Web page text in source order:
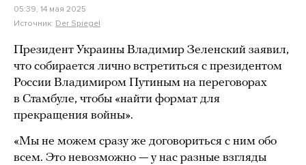
05:39, 14 мая 2025
Источник: Der Spiegel
Президент Украины Владимир Зеленский заявил,
что собирается лично встретиться с президентом
России Владимиром Путиным на переговорах
в Стамбуле, чтобы «найти формат для
прекращения войны».
«Мы не можем сразу же договориться с ним обо
всем. Это невозможно — у нас разные взгляды